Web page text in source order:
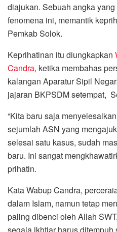
diajukan. Sebuah angka
fenomena ini, memantik
Pemkab Solok.
Keprihatinan itu diungkapkan
Candra, ketika membahas
kalangan Aparatur Sipil
jajaran BKPSDM setempat,
“Kita baru saja
sejumlah ASN yang
selesai satu kasus, sudah
baru. Ini sangat
prihatin.
Kata Wabup Candra,
dalam Islam, namun tetap
paling dibenci oleh Allah